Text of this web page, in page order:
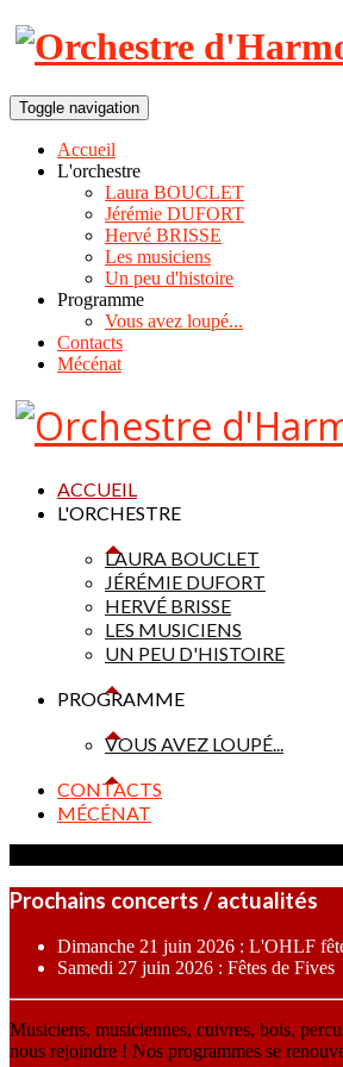
Toggle navigation
Accueil
L'orchestre
Laura BOUCLET
Jérémie DUFORT
Hervé BRISSE
Les musiciens
Un peu d'histoire
Programme
Vous avez loupé...
Contacts
Mécénat
ACCUEIL
L'ORCHESTRE
LAURA BOUCLET
JÉRÉMIE DUFORT
HERVÉ BRISSE
LES MUSICIENS
UN PEU D'HISTOIRE
PROGRAMME
VOUS AVEZ LOUPÉ...
CONTACTS
MÉCÉNAT
Prochains concerts / actualités
Dimanche 21 juin 2026 : L'OHLF
Samedi 27 juin 2026 : Fêtes de Fives
Musiciens, musiciennes, cuivres, bois,
nous rejoindre ! Nos programmes se